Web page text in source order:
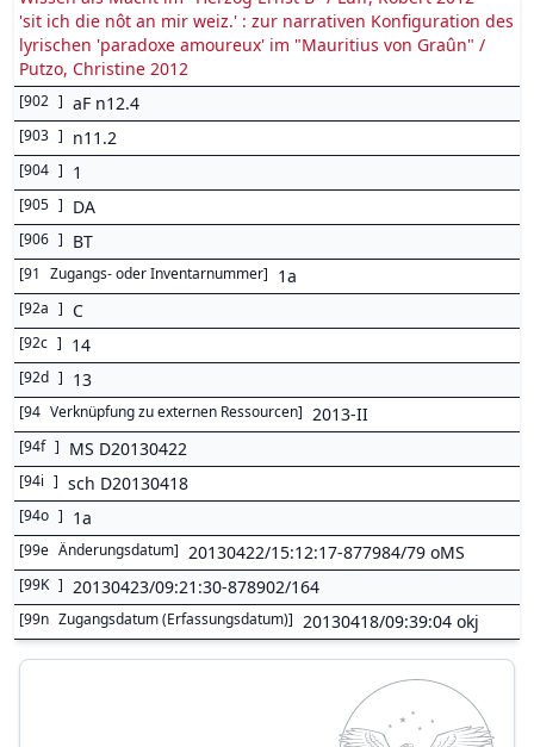
'sit ich die nôt an mir weiz.' : zur narrativen Konfiguration des
lyrischen 'paradoxe amoureux' im "Mauritius von Graûn" /
Putzo, Christine 2012
[902 ] aF n12.4
[903 ] n11.2
[904 ] 1
[905 ] DA
[906 ] BT
[91 Zugangs- oder Inventarnummer] 1a
[92a ] C
[92c ] 14
[92d ] 13
[94 Verknüpfung zu externen Ressourcen] 2013-II
[94f ] MS D20130422
[94i ] sch D20130418
[94o ] 1a
[99e Änderungsdatum] 20130422/15:12:17-877984/79 oMS
[99K ] 20130423/09:21:30-878902/164
[99n Zugangsdatum (Erfassungsdatum)] 20130418/09:39:04 okj